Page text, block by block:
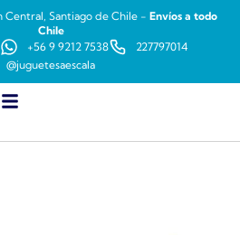
Central, Santiago de Chile - Envíos a todo
Chile
+56 9 9212 7538
227797014
@juguetesaescala